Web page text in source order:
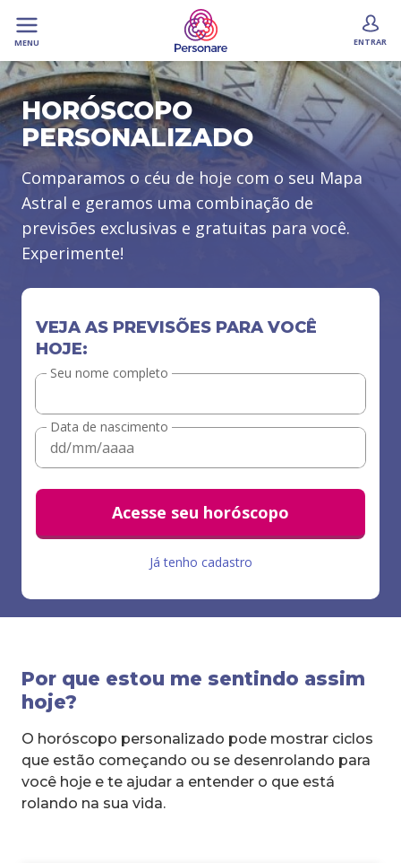
MENU ENTRAR
HORÓSCOPO
PERSONALIZADO
Comparamos o céu de hoje com o seu Mapa
Astral e geramos uma combinação de
previsões exclusivas e gratuitas para você.
Experimente!
VEJA AS PREVISÕES PARA VOCÊ
HOJE:
Seu nome completo
Data de nascimento
Acesse seu horóscopo
Já tenho cadastro
Por que estou me sentindo assim
hoje?
O horóscopo personalizado pode mostrar ciclos
que estão começando ou se desenrolando para
você hoje e te ajudar a entender o que está
rolando na sua vida.